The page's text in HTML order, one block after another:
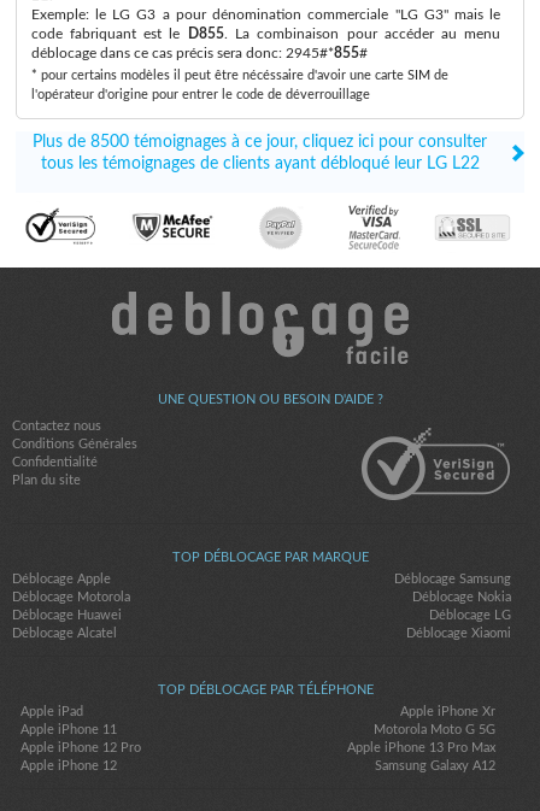
Exemple: le LG G3 a pour dénomination commerciale "LG G3" mais le
code fabriquant est le
D855. La combinaison pour accéder au menu
déblocage dans ce cas précis sera donc: 2945#*855#
* pour certains modèles il peut être nécéssaire d'avoir une carte SIM de
l'opérateur d'origine pour entrer le code de déverrouillage
Plus de 8500 témoignages à ce jour, cliquez ici pour consulter
tous les témoignages de clients ayant débloqué leur LG L22
UNE QUESTION OU BESOIN D'AIDE ?
Contactez nous
Conditions Générales
Confidentialité
Plan du site
TOP DÉBLOCAGE PAR MARQUE
Déblocage Apple
Déblocage Samsung
Déblocage Motorola
Déblocage Nokia
Déblocage Huawei
Déblocage LG
Déblocage Alcatel
Déblocage Xiaomi
TOP DÉBLOCAGE PAR TÉLÉPHONE
Apple iPad
Apple iPhone Xr
Apple iPhone 11
Motorola Moto G 5G
Apple iPhone 12 Pro
Apple iPhone 13 Pro Max
Apple iPhone 12
Samsung Galaxy A12